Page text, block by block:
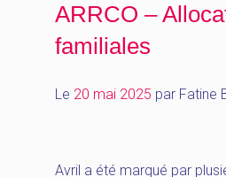
ARRCO –
familiales
Le 20 mai 2025 par Fatine
Avril a été marqué par